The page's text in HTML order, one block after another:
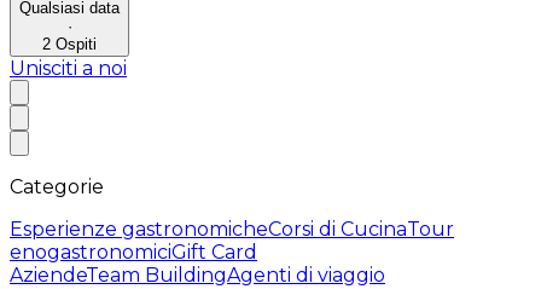
Qualsiasi data
·
2 Ospiti
Unisciti a noi
Categorie
Esperienze gastronomicheCorsi di CucinaTour
enogastronomiciGift Card
AziendeTeam BuildingAgenti di viaggio